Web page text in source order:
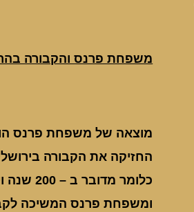
משפחת פרנס והקבורה בהר
ומשפחת פרנס המשיכה